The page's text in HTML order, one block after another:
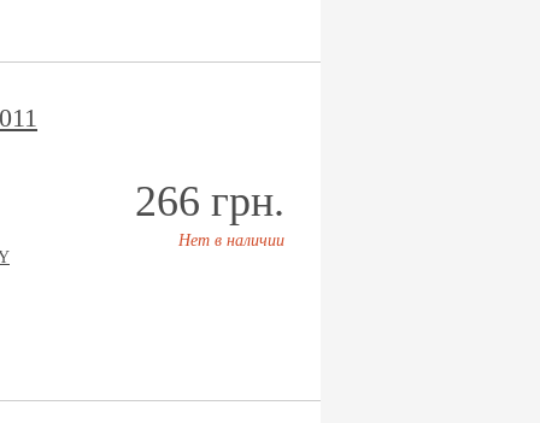
266 грн.
Нет в наличии